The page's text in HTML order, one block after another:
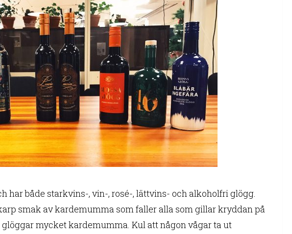
har både starkvins-, vin-, rosé-, lättvins- och alkoholfri glögg.
smak av kardemumma som faller alla som gillar kryddan på
mycket kardemumma. Kul att någon vågar ta ut